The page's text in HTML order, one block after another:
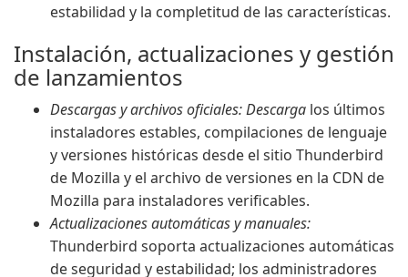
estabilidad y la completitud de las características.
Instalación, actualizaciones y gestión
de lanzamientos
Descargas y archivos oficiales: Descarga los últimos
instaladores estables, compilaciones de lenguaje
y versiones históricas desde el sitio Thunderbird
de Mozilla y el archivo de versiones en la CDN de
Mozilla para instaladores verificables.
Actualizaciones automáticas y manuales:
Thunderbird soporta actualizaciones automáticas
de seguridad y estabilidad; los administradores